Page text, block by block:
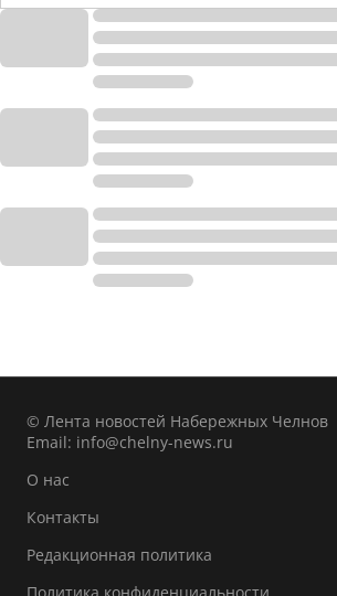
© Лента новостей Набережных Челнов
Email: info@chelny-news.ru
О нас
Контакты
Редакционная политика